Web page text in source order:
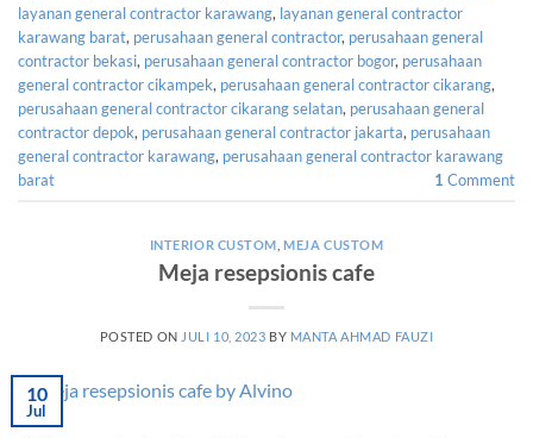
layanan general contractor karawang, layanan general contractor
karawang barat, perusahaan general contractor, perusahaan general
contractor bekasi, perusahaan general contractor bogor, perusahaan
general contractor cikampek, perusahaan general contractor cikarang,
perusahaan general contractor cikarang selatan, perusahaan general
contractor depok, perusahaan general contractor jakarta, perusahaan
general contractor karawang, perusahaan general contractor karawang
barat
1 Comment
INTERIOR CUSTOM ,MEJA CUSTOM
Meja resepsionis cafe
POSTED ON JULI 10, 2023 BY MANTA AHMAD FAUZI
10
Jul